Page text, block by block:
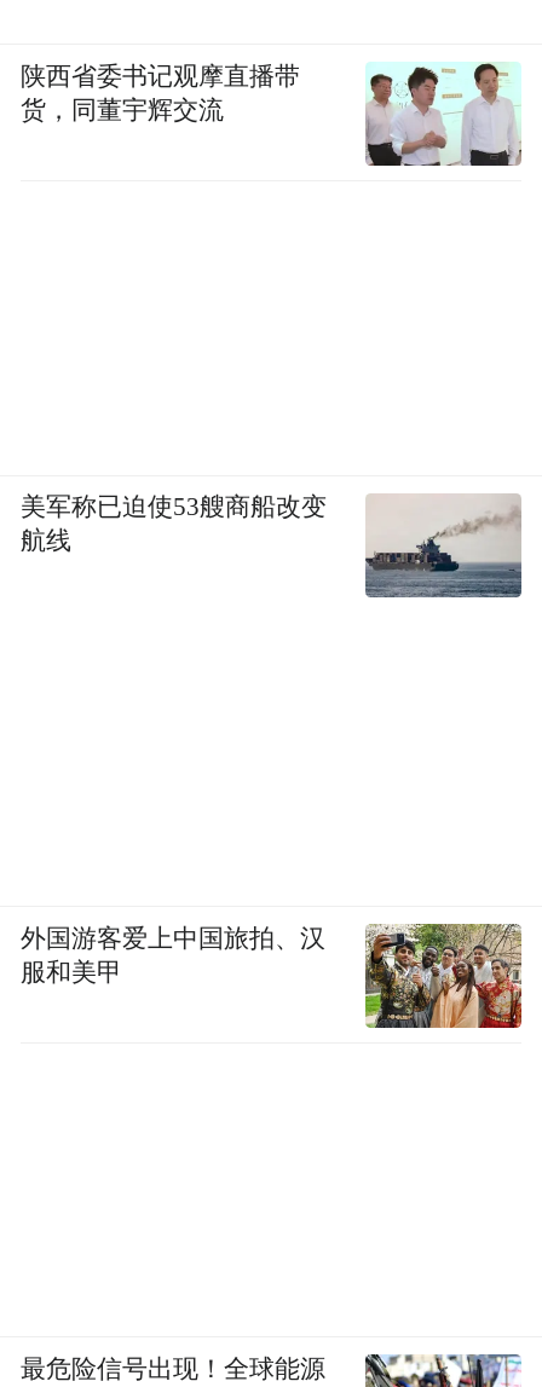
陕西省委书记观摩直播带
货，同董宇辉交流
美军称已迫使53艘商船改变
航线
外国游客爱上中国旅拍、汉
服和美甲
最危险信号出现！全球能源